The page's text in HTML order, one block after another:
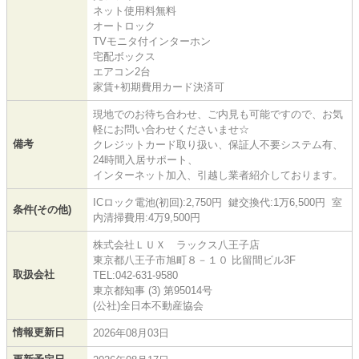
ネット使用料無料
オートロック
TVモニタ付インターホン
宅配ボックス
エアコン2台
家賃+初期費用カード決済可
備考
現地でのお待ち合わせ、ご内見も可能ですので、お気
軽にお問い合わせくださいませ☆
クレジットカード取り扱い、保証人不要システム有、
24時間入居サポート、
インターネット加入、引越し業者紹介しております。
条件(その他)
ICロック電池(初回):2,750円 鍵交換代:1万6,500円 室
内清掃費用:4万9,500円
取扱会社
株式会社ＬＵＸ ラックス八王子店
東京都八王子市旭町８－１０ 比留間ビル3F
TEL:042-631-9580
東京都知事 (3) 第95014号
(公社)全日本不動産協会
情報更新日 2026年08月03日